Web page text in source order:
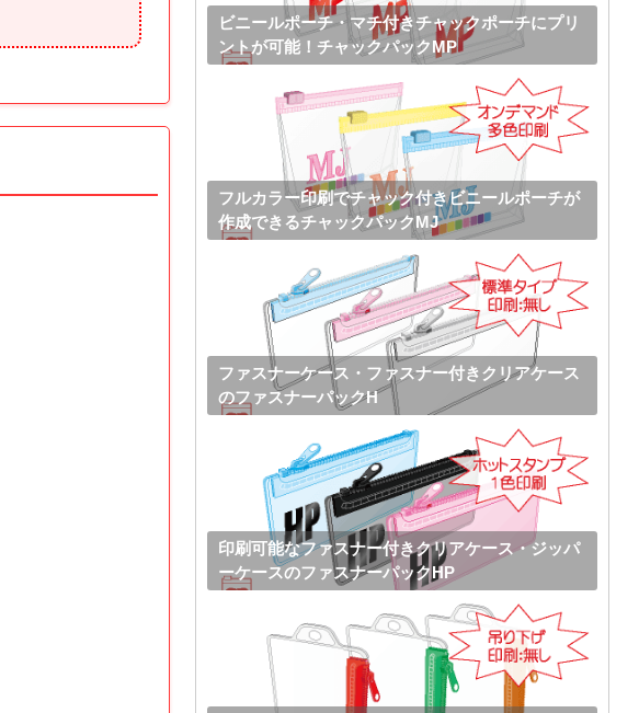
ビニールポーチ・マチ付きチャックポーチにプリ
ントが可能！チャックパックMP
フルカラー印刷でチャック付きビニールポーチが
作成できるチャックパックMJ
ファスナーケース・ファスナー付きクリアケース
のファスナーパックH
印刷可能なファスナー付きクリアケース・ジッパ
ーケースのファスナーパックHP